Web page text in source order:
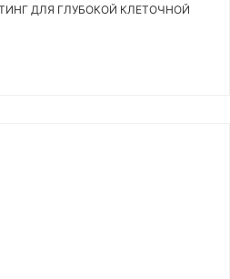
ДЛЯ ГЛУБОКОЙ КЛЕТОЧНОЙ